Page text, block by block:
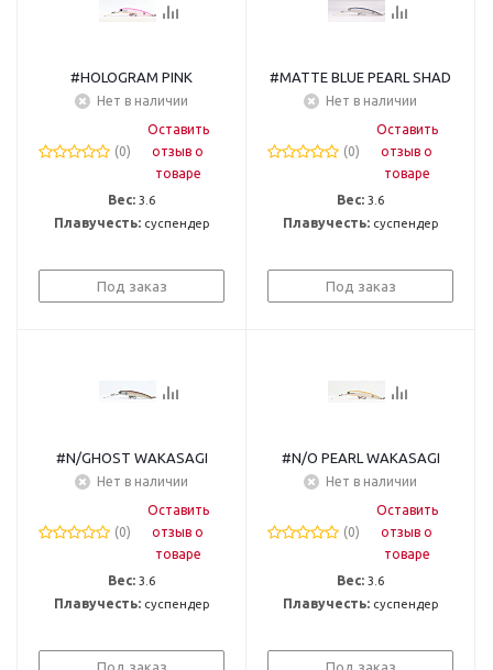
#HOLOGRAM PINK
Нет в наличии
(0)
Оставить
отзыв о
товаре
Вес: 3.6
Плавучесть: суспендер
Под заказ
#MATTE BLUE PEARL SHAD
Нет в наличии
(0)
Оставить
отзыв о
товаре
Вес: 3.6
Плавучесть: суспендер
Под заказ
#N/GHOST WAKASAGI
Нет в наличии
(0)
Оставить
отзыв о
товаре
Вес: 3.6
Плавучесть: суспендер
Под заказ
#N/O PEARL WAKASAGI
Нет в наличии
(0)
Оставить
отзыв о
товаре
Вес: 3.6
Плавучесть: суспендер
Под заказ